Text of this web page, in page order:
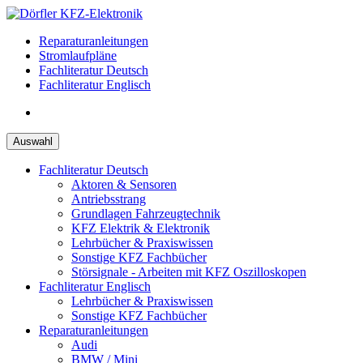
Zum
springenReparaturanleitungen
Stromlaufpläne
Fachliteratur Deutsch
Fachliteratur Englisch
Auswahl
Fachliteratur Deutsch
Aktoren & Sensoren
Antriebsstrang
Grundlagen Fahrzeugtechnik
KFZ Elektrik & Elektronik
Lehrbücher & Praxiswissen
Sonstige KFZ Fachbücher
Störsignale - Arbeiten mit KFZ Oszilloskopen
Fachliteratur Englisch
Lehrbücher & Praxiswissen
Sonstige KFZ Fachbücher
Reparaturanleitungen
Audi
BMW / Mini